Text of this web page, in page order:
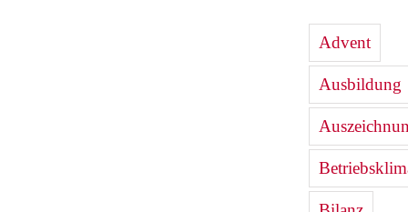
Advent
Ausbildung